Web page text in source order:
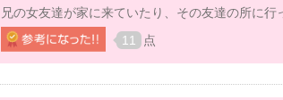
兄の女友達が家に来ていたり、その友達の所に行
11 点